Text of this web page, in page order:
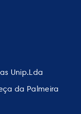
Unip.Lda
da Palmeira